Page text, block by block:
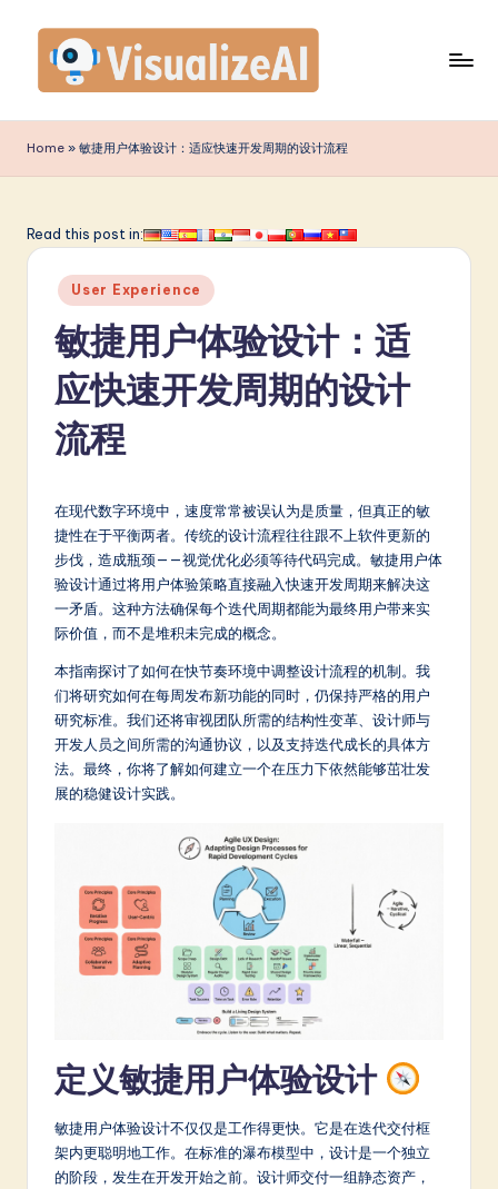
content
is
u
li
S
m
p
fi
d
C
hi
Home » 敏捷用户体验设计：适应快速开发周期的设计流程
Read this post in:
Posted
in
User Experience
敏捷用户体验设计：适
应快速开发周期的设计
流程
在现代数字环境中，速度常常被误认为是质量，但真正的敏
捷性在于平衡两者。传统的设计流程往往跟不上软件更新的
步伐，造成瓶颈——视觉优化必须等待代码完成。敏捷用户体
验设计通过将用户体验策略直接融入快速开发周期来解决这
一矛盾。这种方法确保每个迭代周期都能为最终用户带来实
际价值，而不是堆积未完成的概念。
本指南探讨了如何在快节奏环境中调整设计流程的机制。我
们将研究如何在每周发布新功能的同时，仍保持严格的用户
研究标准。我们还将审视团队所需的结构性变革、设计师与
开发人员之间所需的沟通协议，以及支持迭代成长的具体方
法。最终，你将了解如何建立一个在压力下依然能够茁壮发
展的稳健设计实践。
定义敏捷用户体验设计
敏捷用户体验设计不仅仅是工作得更快。它是在迭代交付框
架内更聪明地工作。在标准的瀑布模型中，设计是一个独立
的阶段，发生在开发开始之前。设计师交付一组静态资产，